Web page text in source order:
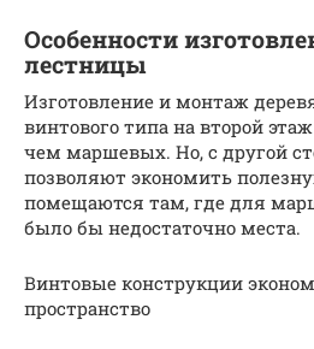
Особенности
лестницы
Изготовление и монтаж
винтового типа на второй
чем маршевых. Но, с другой
позволяют экономить
помещаются там, где для
было бы недостаточно места.
Винтовые конструкции
пространство